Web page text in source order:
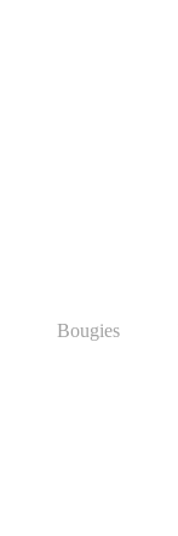
Bougies